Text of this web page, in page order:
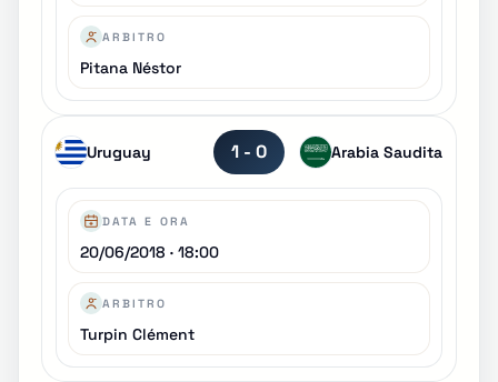
ARBITRO
Pitana Néstor
Uruguay 1 - 0 Arabia Saudita
DATA E ORA
20/06/2018 · 18:00
ARBITRO
Turpin Clément